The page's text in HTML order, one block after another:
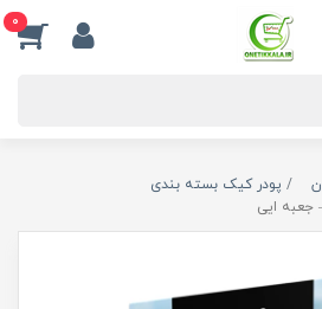
0
پودر کیک بسته بندی